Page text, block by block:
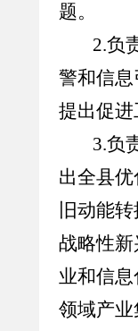
题。
2.负
警和信
提出促
3.负
出全县
旧动能
战略性
业和信
领域产